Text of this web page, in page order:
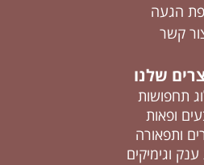
הגעה
קשר
שלנו
תחפושות
ופאות
ותפאורה
ענק וגימיקים